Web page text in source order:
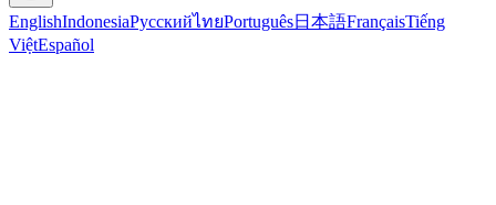
EnglishIndonesiaРусскийไทยPortuguês日本語FrançaisTiếng
ViệtEspañol